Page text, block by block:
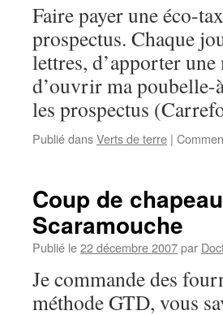
Faire payer une éco-
prospectus. Chaque
lettres, d’apporter
d’ouvrir ma poubelle-
les prospectus
Publié dansVerts de terre |
Coup de
Scaramouche
Publié le22 décembre 2007par
Je commande des
méthode GTD, vous